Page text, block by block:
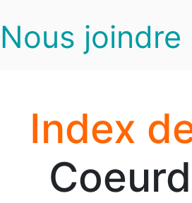
Nous joindre
Index